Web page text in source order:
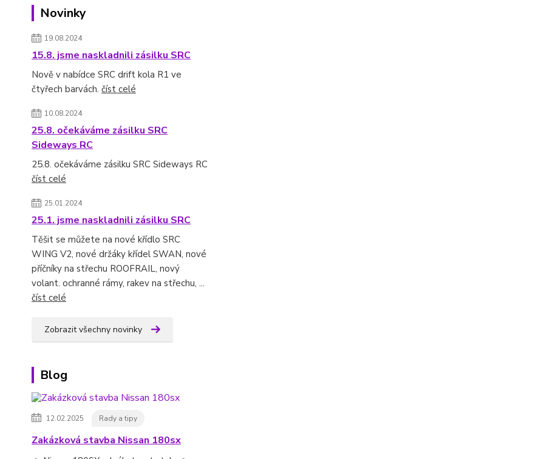
Novinky
19.08.2024
15.8. jsme naskladnili zásilku SRC
Nově v nabídce SRC drift kola R1 ve
čtyřech barvách. číst celé
10.08.2024
25.8. očekáváme zásilku SRC
Sideways RC
25.8. očekáváme zásilku SRC Sideways RC
číst celé
25.01.2024
25.1. jsme naskladnili zásilku SRC
Těšit se můžete na nové křídlo SRC
WING V2, nové držáky křídel SWAN, nové
příčníky na střechu ROOFRAIL, nový
volant. ochranné rámy, rakev na střechu, ...
číst celé
Zobrazit všechny novinky
Blog
12.02.2025 Rady a tipy
Zakázková stavba Nissan 180sx